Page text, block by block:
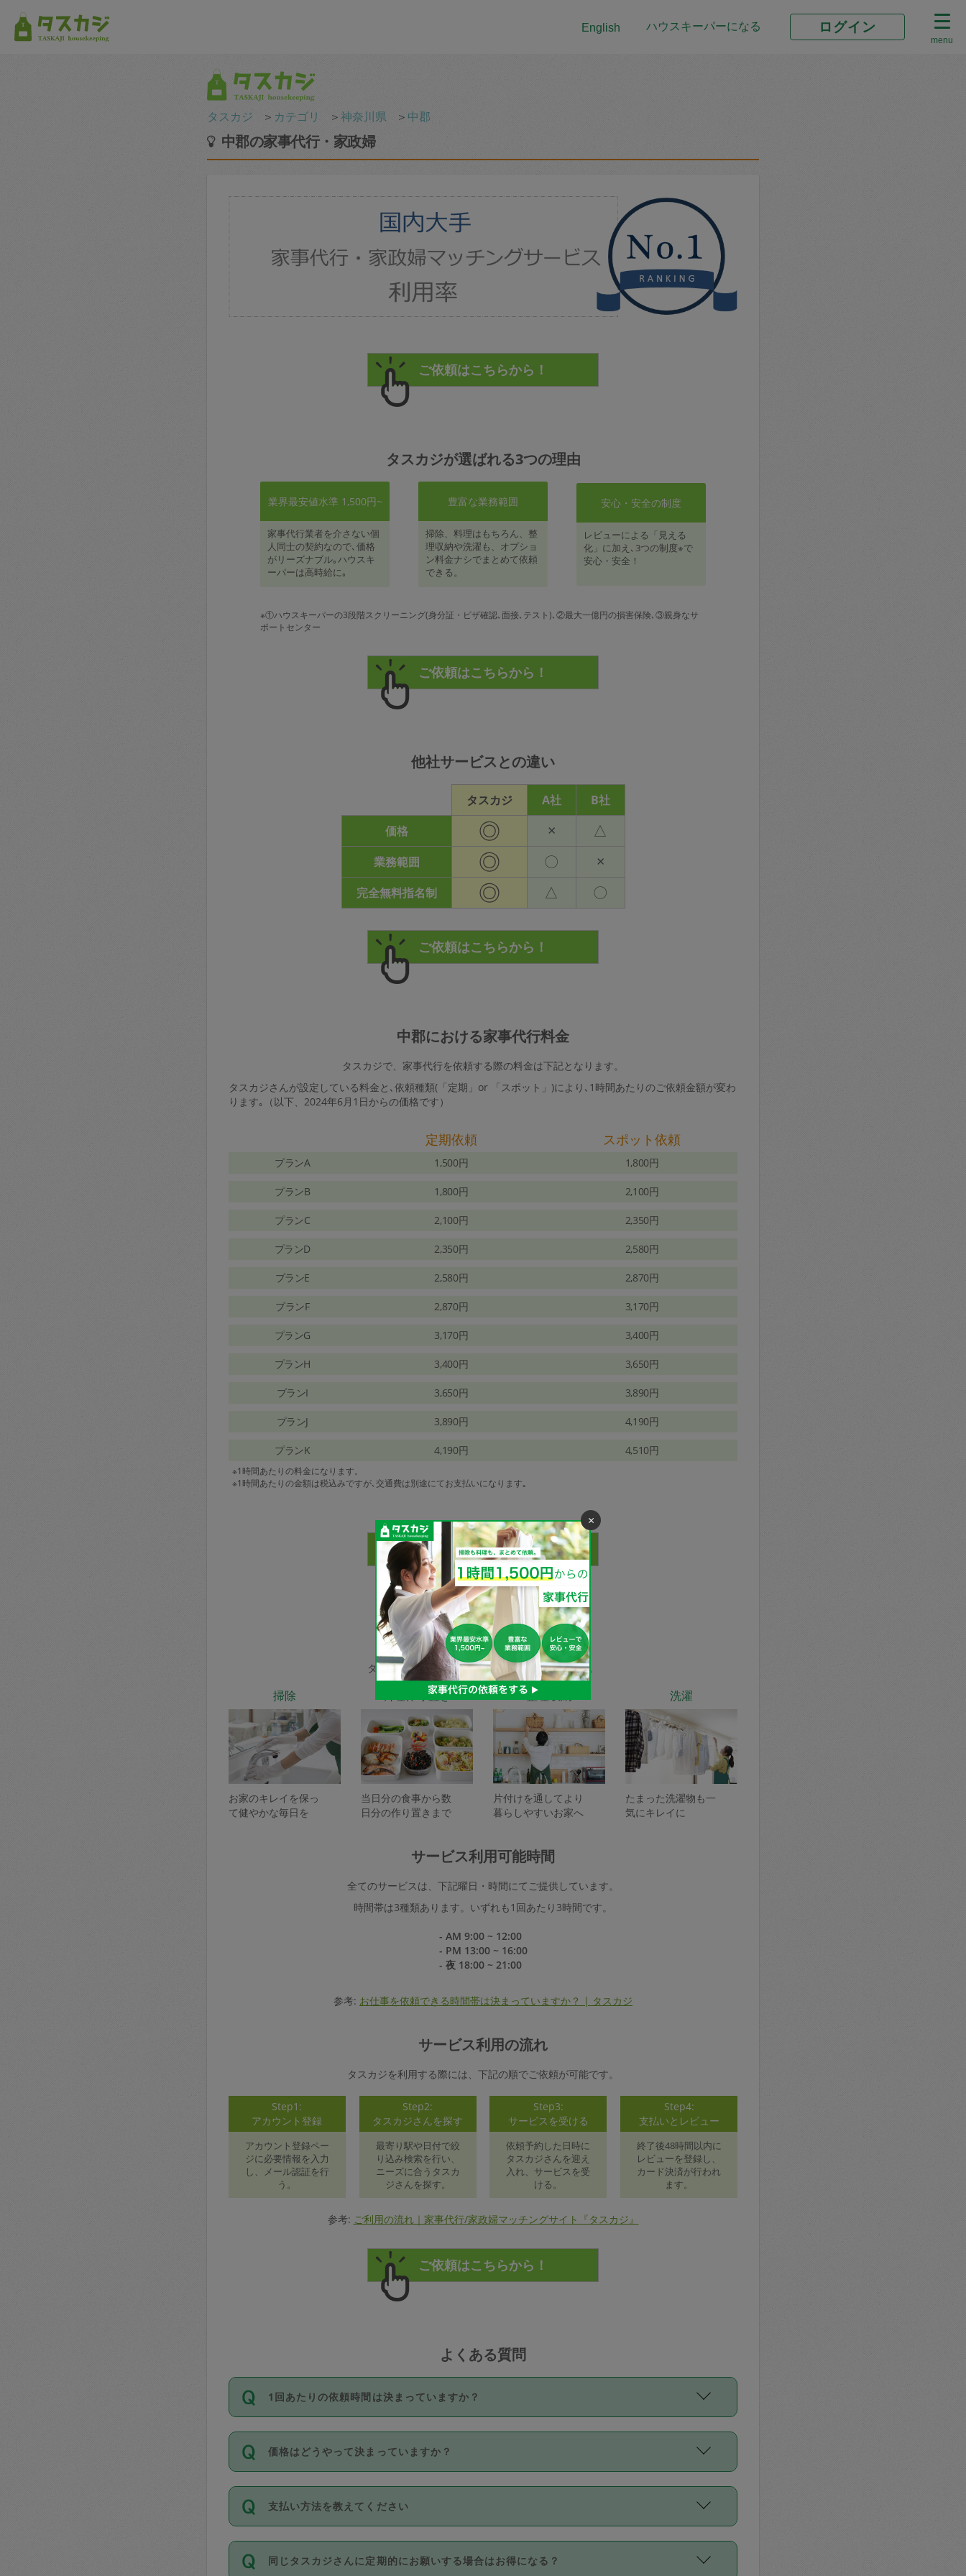
English ハウスキーパーになる ログイン
menu
タスカジ ＞ カテゴリ ＞神奈川県 ＞ 中郡
中郡の家事代行・家政婦
タスカジが選ばれる3つの理由
業界最安値水準 1,500円~
家事代行業者を介さない個
人同士の契約なので､価格
がリーズナブル｡ハウスキ
ーパーは高時給に｡
豊富な業務範囲
掃除、料理はもちろん、整
理収納や洗濯も、オプショ
ン料金ナシでまとめて依頼
できる。
安心・安全の制度
レビューによる「見える
化」に加え､3つの制度※で
安心・安全！
※①ハウスキーパーの3段階スクリーニング(身分証・ビザ確認､面接､テスト)､②最大一億円の損害保険､③親身なサ
ポートセンター
他社サービスとの違い
タスカジ A社
B社
価格
◎ × △
業務範囲 ◎ 〇 ×
完全無料指名制 ◎ △ 〇
中郡における家事代行料金
タスカジで、家事代行を依頼する際の料金は下記となります。
タスカジさんが設定している料金と､依頼種類(「定期」or 「スポット」)により､1時間あたりのご依頼金額が変わ
ります｡（以下、2024年6月1日からの価格です）
定期依頼 スポット依頼
プランA 1,500円 1,800円
プランB 1,800円 2,100円
プランC 2,100円 2,350円
プランD 2,350円 2,580円
プランE 2,580円 2,870円
プランF 2,870円 3,170円
プランG 3,170円 3,400円
プランH 3,400円 3,650円
プランI 3,650円 3,890円
プランJ 3,890円 4,190円
プランK 4,190円 4,510円
※1時間あたりの料金になります。
※1時間あたりの金額は税込みですが､交通費は別途にてお支払いになります｡
家事代行サービスの種類
タスカジで依頼できるサービスは下記となります。
掃除
お家のキレイを保っ
て健やかな毎日を
料理作り置き
当日分の食事から数
日分の作り置きまで
整理収納
片付けを通してより
暮らしやすいお家へ
洗濯
たまった洗濯物も一
気にキレイに
サービス利用可能時間
全てのサービスは、下記曜日・時間にてご提供しています。
時間帯は3種類あります。いずれも1回あたり3時間です。
- AM 9:00 ~ 12:00
- PM 13:00 ~ 16:00
- 夜 18:00 ~ 21:00
参考: お仕事を依頼できる時間帯は決まっていますか？ | タスカジ
サービス利用の流れ
タスカジを利用する際には、下記の順でご依頼が可能です。
Step1:
アカウント登録
アカウント登録ペー
ジに必要情報を入力
し、メール認証を行
う。
Step2:
タスカジさんを探す
最寄り駅や日付で絞
り込み検索を行い、
ニーズに合うタスカ
ジさんを探す。
Step3:
サービスを受ける
依頼予約した日時に
タスカジさんを迎え
入れ、サービスを受
ける。
Step4:
支払いとレビュー
終了後48時間以内に
レビューを登録し、
カード決済が行われ
ます。
参考: ご利用の流れ｜家事代行/家政婦マッチングサイト『タスカジ』
よくある質問
1回あたりの依頼時間は決まっていますか？
依頼1回につき3時間固定です。3時間を超えて依頼したい場合は、延長機能をご利用くださ
い。機能をご利用いただくには、タスカジさんに事前に相談し、合意の上事前申請すること
が必要です。なお、3時間を下回っても、値引き等はございません。
価格はどうやって決まっていますか？
11種類の価格帯の中からタスカジさん自身が価格を選んで設定しています。
タスカジさんの価格設定には最初は制限があり、レビュー件数、レビューの平均値、などで
除々に設定可能な最高額が上がっていく仕組みになっています。
支払い方法を教えてください
お支払方法はクレジットカード（Visa／Master／JCB／AMERICAN EXPRESS／Diners
Club）のみとなります。
同じタスカジさんに定期的にお願いする場合はお得になる？
×